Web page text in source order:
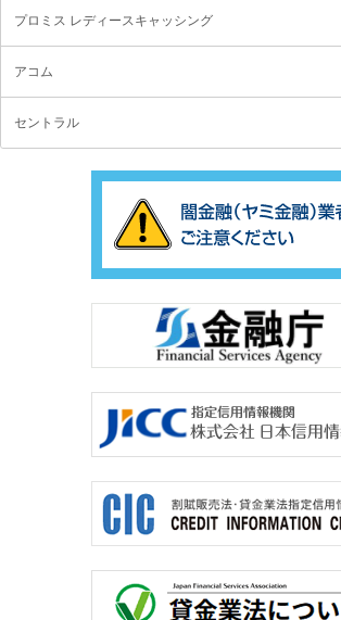
プロミス レディースキャッシング
アコム
セントラル